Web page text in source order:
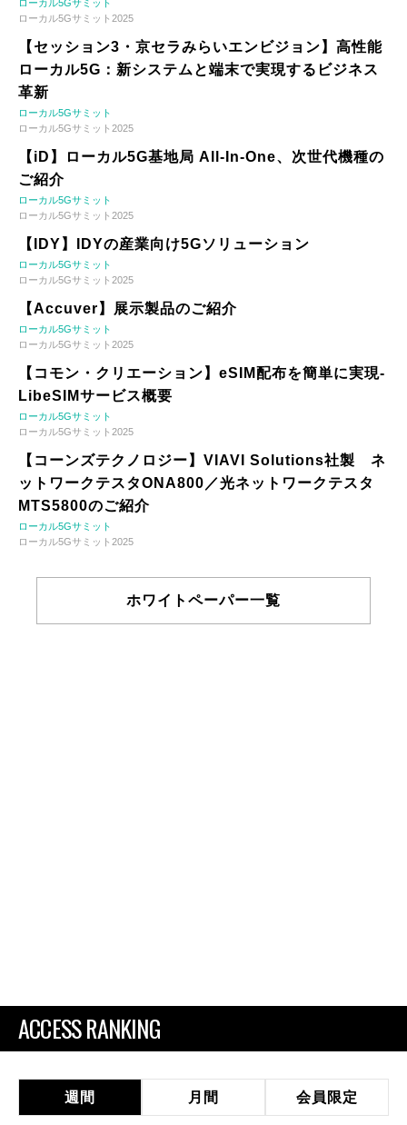
ローカル5Gサミット
ローカル5Gサミット2025
【セッション3・京セラみらいエンビジョン】高性能
ローカル5G：新システムと端末で実現するビジネス
革新
ローカル5Gサミット
ローカル5Gサミット2025
【iD】ローカル5G基地局 All-In-One、次世代機種の
ご紹介
ローカル5Gサミット
ローカル5Gサミット2025
【IDY】IDYの産業向け5Gソリューション
ローカル5Gサミット
ローカル5Gサミット2025
【Accuver】展示製品のご紹介
ローカル5Gサミット
ローカル5Gサミット2025
【コモン・クリエーション】eSIM配布を簡単に実現-
LibeSIMサービス概要
ローカル5Gサミット
ローカル5Gサミット2025
【コーンズテクノロジー】VIAVI Solutions社製 ネ
ットワークテスタONA800／光ネットワークテスタ
MTS5800のご紹介
ローカル5Gサミット
ローカル5Gサミット2025
ホワイトペーパー一覧
ACCESS RANKING
週間 月間 会員限定